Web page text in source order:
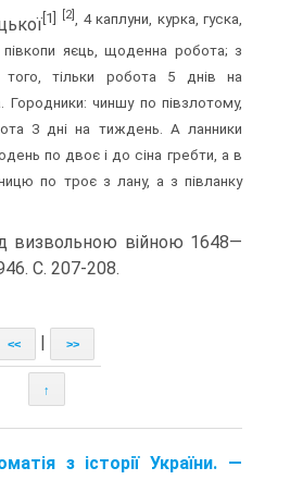
[1] [2]
, 4 каплуни, курка, гуска,
яєць, щоденна робота; з
того, тільки робота 5 днів на
чиншу по півзлотому,
3 дні на тиждень. А ланники
по двоє і до сіна гребти, а в
по троє з лану, а з півланку
визвольною війною 1648—
С. 207-208.
<< >>
↑
з історії України. —